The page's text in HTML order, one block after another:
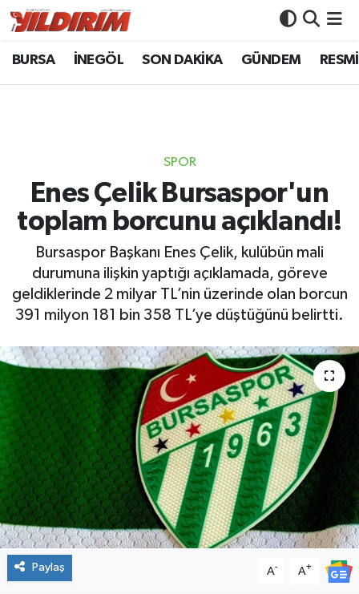
BURSA İNEGÖL SON DAKİKA GÜNDEM
SPOR
Enes Çelik Bursaspor'un
toplam borcunu açıklandı!
Bursaspor Başkanı Enes Çelik, kulübün mali
durumuna ilişkin yaptığı açıklamada, göreve
geldiklerinde 2 milyar TL’nin üzerinde olan borcun
391 milyon 181 bin 358 TL’ye düştüğünü belirtti.
Paylaş A- A+
BURSA
GÜNDEM
RESMİ İLANLAR
KÖŞE YAZILARI
SİYASET
YAŞAM
SPOR
Bursa Nöbetçi Eczaneler
Bursa Trafik Yoğunluk Haritası
Süper Lig Puan Durumu ve Fikstür
Tüm Manşetler
Son Dakika Haberleri
Haber Arşivi